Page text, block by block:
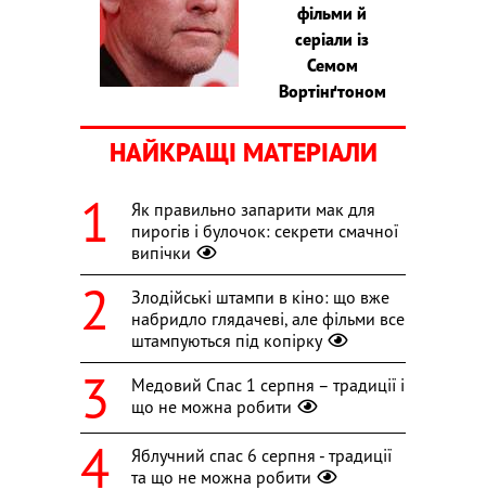
фільми й
серіали із
Семом
Вортінґтоном
НАЙКРАЩІ МАТЕРІАЛИ
Як правильно запарити мак для
пирогів і булочок: секрети смачної
випічки
Злодійські штампи в кіно: що вже
набридло глядачеві, але фільми все
штампуються під копірку
Медовий Спас 1 серпня – традиції і
що не можна робити
Яблучний спас 6 серпня - традиції
та що не можна робити